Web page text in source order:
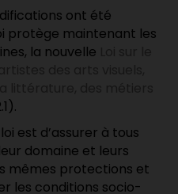
ont été
protège maintenant les
la nouvelle
est d’assurer à tous
domaine et leurs
mêmes protections et
les conditions socio-